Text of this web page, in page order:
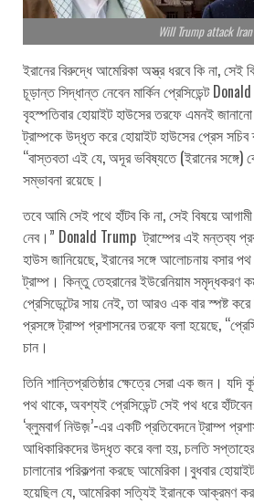
Will Trump attack Iran
ইরানের বিরুদ্ধে আমেরিকা অস্ত্র ধরবে কি না, সেই
চূড়ান্ত সিদ্ধান্ত নেবেন মার্কিন প্রেসিডেন্ট
বৃহস্পতিবার হোয়াইট হাউসের তরফে এমনই
ট্রাম্পকে উদ্ধৃত করে হোয়াইট হাউসের প্রেস সচিব
“বাস্তবতা এই যে, অদূর ভবিষ্যতে (ইরানের সঙ্গে)
সম্ভাবনা রয়েছে।
তবে আমি সেই পথে হাঁটব কি না, সেই বিষয়ে
নেব।” Donald Trump ট্রাম্পের এই মন্তব্য
হাউস জানিয়েছে, ইরানের সঙ্গে আলোচনায় বসার
ট্রাম্প। কিন্তু তেহরানের ইউরেনিয়াম সমৃদ্ধকরণ
প্রেসিডেন্টের সায় নেই, তা আরও এক বার স্পষ্ট
প্রসঙ্গে ট্রাম্প প্রশাসনের তরফে বলা হয়েছে,
চান।
তিনি শান্তিপ্রতিষ্ঠার ক্ষেত্রে সেরা এক জন। যদি
পথ থাকে, অবশ্যই প্রেসিডেন্ট সেই পথ ধরে
‘ব্লুমবার্গ নিউজ়’-এর একটি প্রতিবেদনে ট্রাম্প
আধিকারিকদের উদ্ধৃত করে বলা হয়, চলতি
চালানোর পরিকল্পনা করছে আমেরিকা।বুধবার
হয়েছিল যে, আমেরিকা সত্যিই ইরানকে আক্রমণ